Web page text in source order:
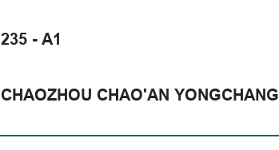
235 - A1
CHAOZHOU CHAO'AN